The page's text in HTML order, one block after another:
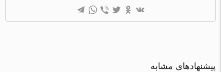
پیشنهادهای مشابه